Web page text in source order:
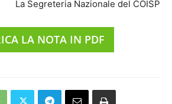
La Segreteria Nazionale del COISP
LA NOTA IN PDF